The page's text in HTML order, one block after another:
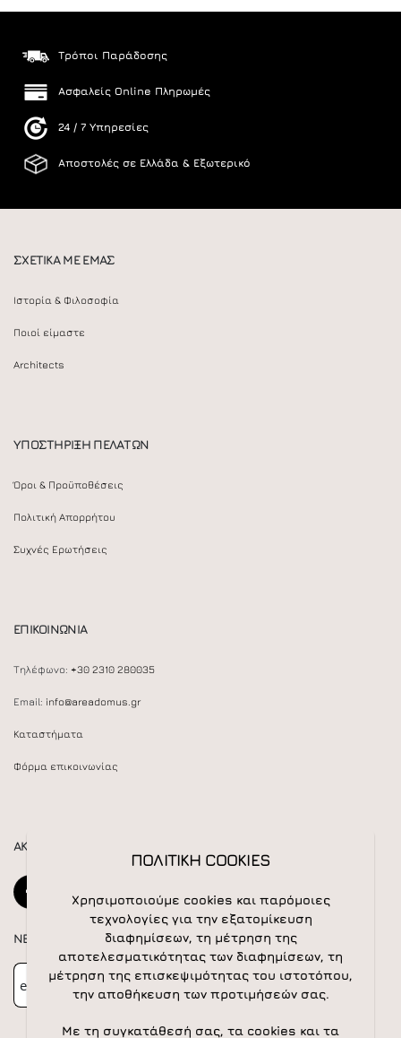
Τρόποι Παράδοσης
Ασφαλείς Online Πληρωμές
24 / 7 Υπηρεσίες
Αποστολές σε Ελλάδα & Εξωτερικό
ΣΧΕΤΙΚΑ ΜΕ ΕΜΑΣ
Ιστορία & Φιλοσοφία
Ποιοί είμαστε
Architects
ΥΠΟΣΤΗΡΙΞΗ ΠΕΛΑΤΩΝ
Όροι & Προϋποθέσεις
Πολιτική Απορρήτου
Συχνές Ερωτήσεις
ΕΠΙΚΟΙΝΩΝΙΑ
Τηλέφωνο: +30 2310 280035
Email: info@areadomus.gr
Καταστήματα
Φόρμα επικοινωνίας
ΑΚΟΛΟΥΘΕΙΣΤΕ ΜΑΣ
NEWSLETTER
Newsletter Subscribe
ΠΟΛΙΤΙΚΗ COOKIES
Χρησιμοποιούμε cookies και παρόμοιες
τεχνολογίες για την εξατομίκευση
διαφημίσεων, τη μέτρηση της
αποτελεσματικότητας των διαφημίσεων, τη
μέτρηση της επισκεψιμότητας του ιστοτόπου,
την αποθήκευση των προτιμήσεών σας.
Με τη συγκατάθεσή σας, τα cookies και τα